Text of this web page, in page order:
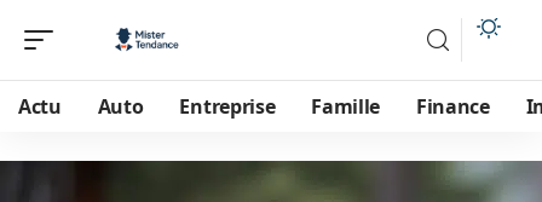
Actu Auto Entreprise Famille Finance